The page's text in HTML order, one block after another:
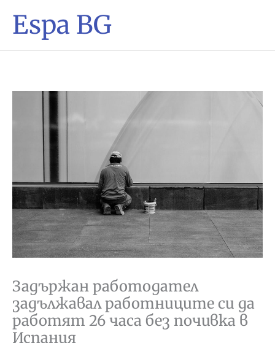
Espa BG
Задържан работодател
задължавал работниците си да
работят 26 часа без почивка в
Испания